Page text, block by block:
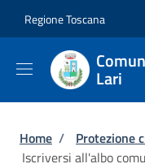
Regione Toscana
Lari
Briciole di
Home / Protezione
Iscriversi all'albo